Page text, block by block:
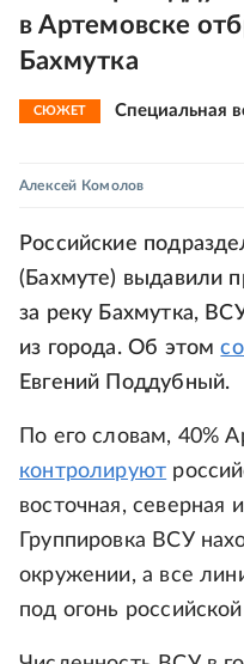
в Артемовске
Бахмутка
СЮЖЕТ Специальная
Алексей Комолов
Российские
(Бахмуте) выдавили
за реку Бахмутка,
из города. Об этом
Евгений Поддубный.
По его словам, 40%
контролируют
восточная, северная
Группировка ВСУ
окружении, а все
под огонь